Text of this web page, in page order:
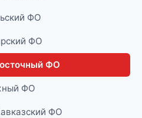
ФО
ФО
ФО
ФО
ФО